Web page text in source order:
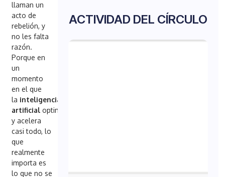
llaman un
acto de
rebelión, y
no les falta
razón.
Porque en
un
momento
en el que
la inteligencia
artificialoptimiza
y acelera
casi todo, lo
que
realmente
importa es
lo que no se
ACTIVIDAD DEL CÍRCULO